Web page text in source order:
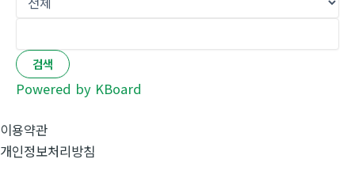
검색
Powered by KBoard
이용약관
개인정보처리방침